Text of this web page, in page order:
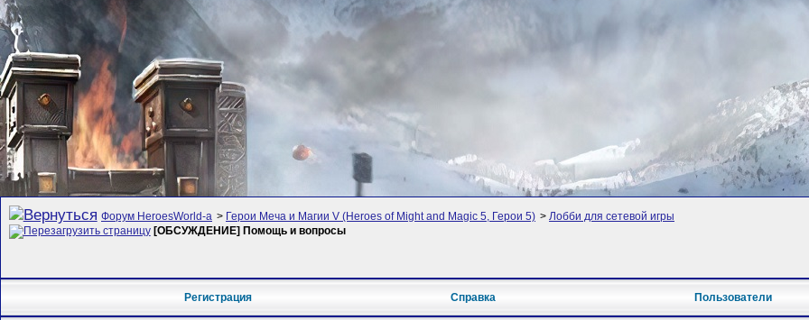
Форум HeroesWorld-а > Герои Меча и Магии V (Heroes of Might and Magic 5, Герои 5) > Лобби для сетевой игры
[ОБСУЖДЕНИЕ] Помощь и вопросы
Регистрация Справка Пользователи